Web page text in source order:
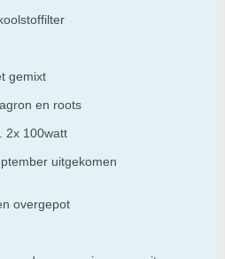
gemixt
en roots
2x 100watt
uitgekomen
overgepot